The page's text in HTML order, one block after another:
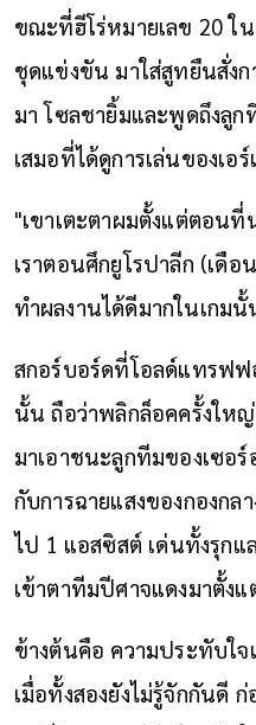
ขณะที่ฮีโร่หมายเลข 20
ชุดแข่งขัน มาใส่สูทยืนสั่ง
มา โซลชายิ้มและพูดถึงลูก
เสมอที่ได้ดูการเล่นของเอร์
"เขาเตะตาผมตั้งแต่ตอนที่
เราตอนศึกยูโรปาลีก (เดื
ทำผลงานได้ดีมากในเกม
สกอร์บอร์ดที่โอลด์แทรฟ
นั้น ถือว่าพลิกล็อคครั้งให
มาเอาชนะลูกทีมของเซอ
กับการฉายแสงของกองกล
ไป 1 แอสซิสต์ เด่นทั้งรุกแ
เข้าตาทีมปีศาจแดงมาตั้ง
ข้างต้นคือ ความประทับใจ
เมื่อทั้งสองยังไม่รู้จักกันดี